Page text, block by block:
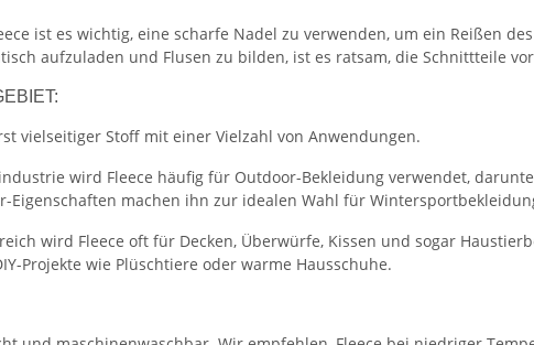
ist es wichtig, eine scharfe Nadel zu verwenden, um ein Reißen
aufzuladen und Flusen zu bilden, ist es ratsam, die Schnittteile
vielseitiger Stoff mit einer Vielzahl von Anwendungen.
wird Fleece häufig für Outdoor-Bekleidung verwendet,
Eigenschaften machen ihn zur idealen Wahl für
wird Fleece oft für Decken, Überwürfe, Kissen und sogar
Projekte wie Plüschtiere oder warme Hausschuhe.